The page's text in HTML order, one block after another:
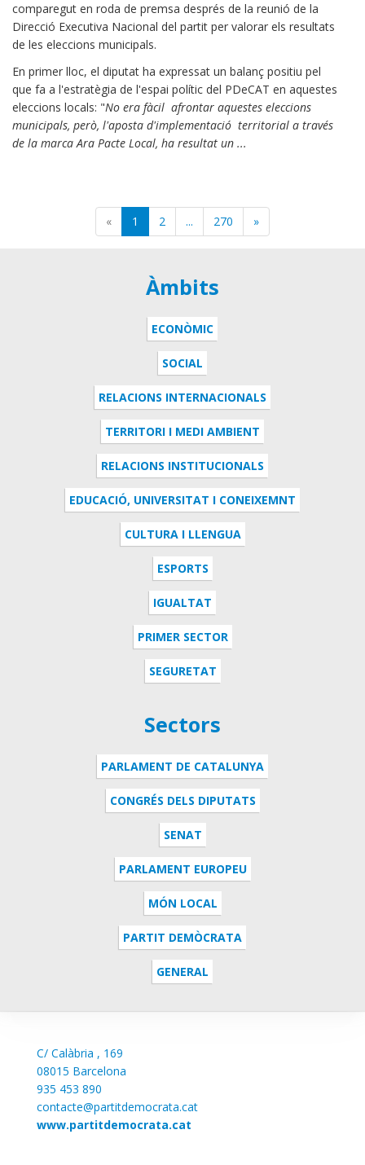
comparegut en roda de premsa després de la reunió de la
Direcció Executiva Nacional del partit per valorar els resultats
de les eleccions municipals.
En primer lloc, el diputat ha expressat un balanç positiu pel
que fa a l'estratègia de l'espai polític del PDeCAT en aquestes
eleccions locals: "No era fàcil afrontar aquestes eleccions
municipals, però, l'aposta d'implementació territorial a través
de la marca Ara Pacte Local, ha resultat un ...
« 1 2 ... 270 »
Àmbits
ECONÒMIC
SOCIAL
RELACIONS INTERNACIONALS
TERRITORI I MEDI AMBIENT
RELACIONS INSTITUCIONALS
EDUCACIÓ, UNIVERSITAT I CONEIXEMNT
CULTURA I LLENGUA
ESPORTS
IGUALTAT
PRIMER SECTOR
SEGURETAT
Sectors
PARLAMENT DE CATALUNYA
CONGRÉS DELS DIPUTATS
SENAT
PARLAMENT EUROPEU
MÓN LOCAL
PARTIT DEMÒCRATA
GENERAL
C/ Calàbria , 169
08015 Barcelona
935 453 890
contacte@partitdemocrata.cat
www.partitdemocrata.cat